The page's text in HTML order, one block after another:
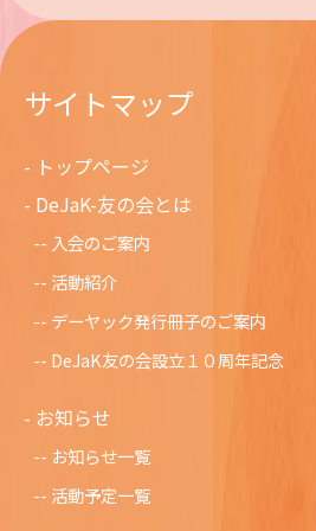
サイトマップ
トップページ
DeJaK-友の会とは
入会のご案内
活動紹介
デーヤック発行冊子のご案内
DeJaK友の会設立１０周年記念
お知らせ
お知らせ一覧
活動予定一覧